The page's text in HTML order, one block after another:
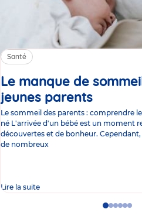
Santé
Le manque de
jeunes parents
Le sommeil des parents : comprendre
né L'arrivée d'un bébé est un moment
découvertes et de bonheur.
de nombreux
Lire la suite
GoGoGoGo
GoGo